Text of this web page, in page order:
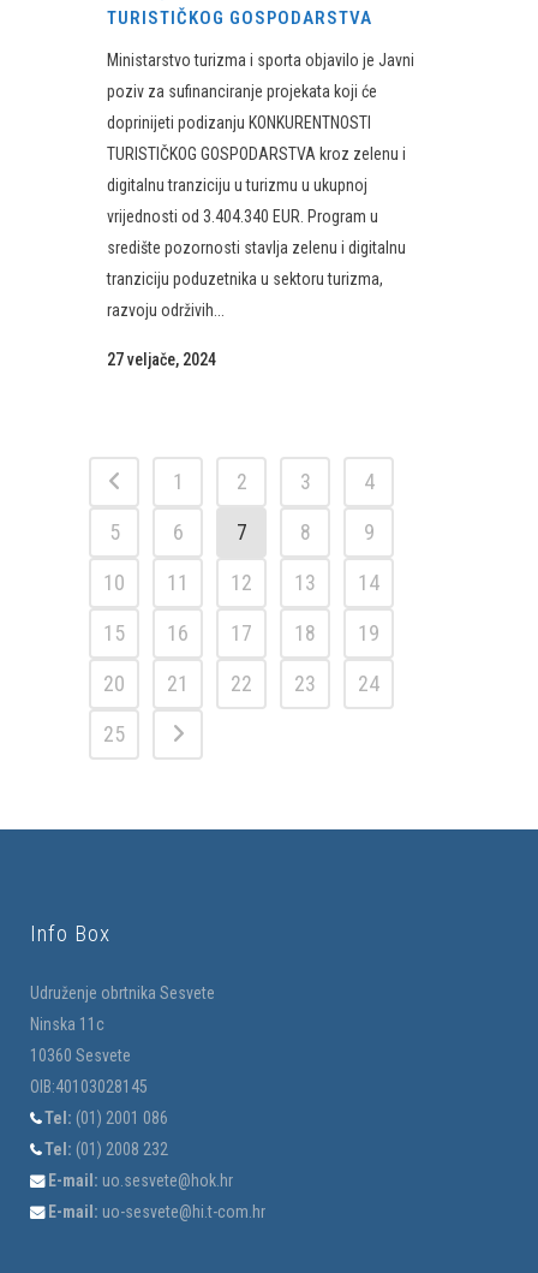
TURISTIČKOG GOSPODARSTVA
Ministarstvo turizma i sporta objavilo je Javni
poziv za sufinanciranje projekata koji će
doprinijeti podizanju KONKURENTNOSTI
TURISTIČKOG GOSPODARSTVA kroz zelenu i
digitalnu tranziciju u turizmu u ukupnoj
vrijednosti od 3.404.340 EUR. Program u
središte pozornosti stavlja zelenu i digitalnu
tranziciju poduzetnika u sektoru turizma,
razvoju održivih...
27 veljače, 2024
1 2 3
4
5
6 7 8
9
10
11 12 13
14
15
16 17 18
19
20
21 22 23
24
25
Info Box
Udruženje obrtnika Sesvete
Ninska 11c
10360 Sesvete
OIB:40103028145
Tel: (01) 2001 086
Tel: (01) 2008 232
E-mail: uo.sesvete@hok.hr
E-mail: uo-sesvete@hi.t-com.hr